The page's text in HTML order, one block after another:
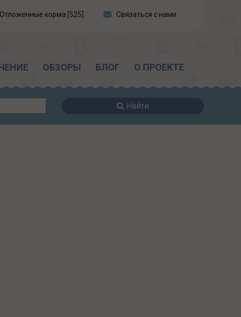
Отложенные корма [525] Связаться с нами
ОБЗОРЫ БЛОГ О ПРОЕКТЕ
Найти